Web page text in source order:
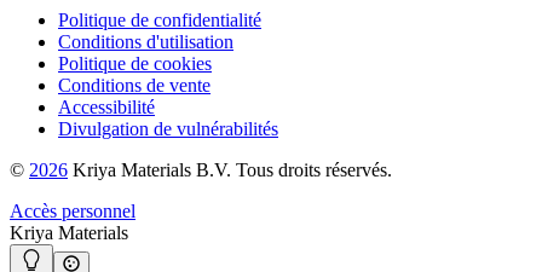
Politique de confidentialité
Conditions d'utilisation
Politique de cookies
Conditions de vente
Accessibilité
Divulgation de vulnérabilités
© 2026 Kriya Materials B.V. Tous droits réservés.
Accès personnel
Kriya Materials